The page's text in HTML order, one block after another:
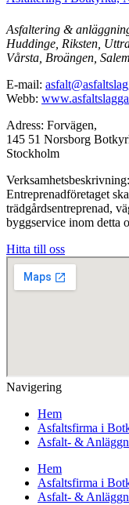
Asfaltering &
Huddinge, Riksten,
Vårsta, Broängen,
E-mail:
Webb:
Adress: Forvägen,
145 51 Norsborg
Stockholm
Verksamhetsbeskrivning:
Entreprenadföretaget
trädgårdsentreprenad,
byggservice inom detta
Hitta till oss
Navigering
Hem
Asfaltsfirma i
Asfalt- &
Hem
Asfaltsfirma i
Asfalt- &